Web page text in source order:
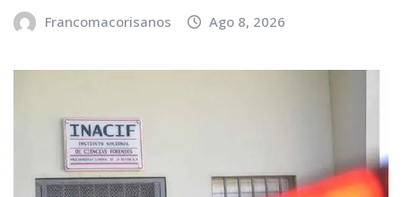
Francomacorisanos Ago 8, 2026